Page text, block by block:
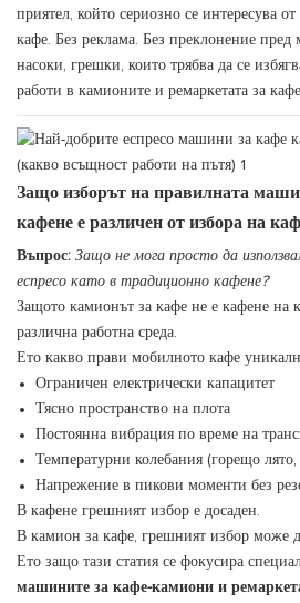
приятел, който сериозно се интересува
кафе. Без реклама. Без преклонение пред
насоки, грешки, които трябва да се
работи в камионите и ремаркетата за
Защо изборът на правилната
кафене е различен от избора на
Въпрос: Защо не мога просто да
еспресо като в традиционно кафене?
Защото камионът за кафе не е кафене на
различна работна среда.
Ето какво прави мобилното кафе
Ограничен електрически капацитет
Тясно пространство на плота
Постоянна вибрация по време на
Температурни колебания (горещо лято,
Напрежение в пикови моменти без
В кафене грешният избор е досаден.
В камион за кафе, грешният избор може
Ето защо тази статия се фокусира
машините за кафе-камиони и